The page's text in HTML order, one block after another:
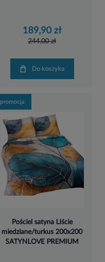
189,90 zł
244,00 zł
Do koszyka
Pościel satyna LIście
miedziane/turkus 200x200
SATYNLOVE PREMIUM
promocja